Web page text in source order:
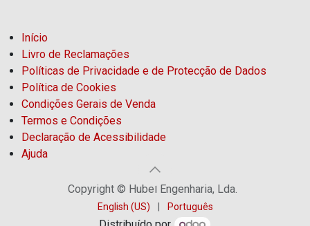
Início
Livro de Reclamações
Políticas de Privacidade e de Protecção de Dados
Política de Cookies
Condições Gerais de Venda
Termos e Condições
Declaração de Acessibilidade
Ajuda
Copyright © Hubel Engenharia, Lda.
English (US) Português